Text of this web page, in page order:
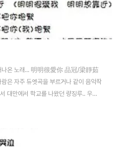
나온 노래... 明明很愛你 品冠/梁靜茹
은 자주 듀엣곡을 부르거나 같이 음악작
대만에서 학교를 나왔던 량징루.. 우연
우(대만에선 칭런지에..연인의 다리라고
어서 다른이의 시선에 무너질 필요가